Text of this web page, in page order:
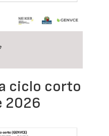
ciclo corto
2026